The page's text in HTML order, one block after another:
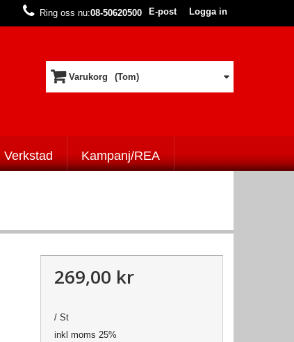
Logga in
E-post
Ring oss nu:08-50620500
Varukorg (Tom)
Verkstad Kampanj/REA
269,00 kr
/ St
inkl moms 25%